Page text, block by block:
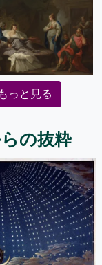
っと見る
の抜粋